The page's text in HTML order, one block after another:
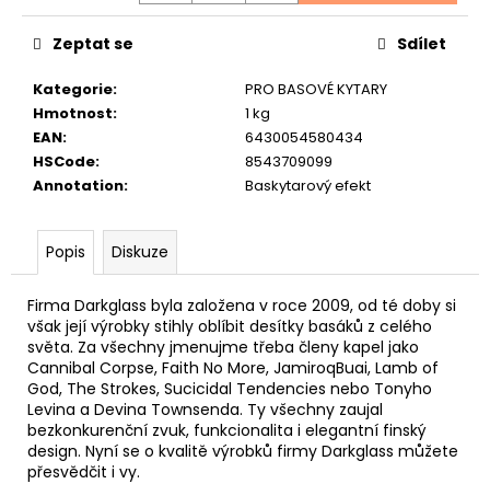
Kategorie:
PRO BASOVÉ KYTARY
Hmotnost:
1 kg
EAN:
6430054580434
HSCode:
8543709099
Annotation: Baskytarový efekt
Zeptat se Sdílet
Popis Diskuze
Firma Darkglass byla založena v roce 2009, od té doby si
však její výrobky stihly oblíbit desítky basáků z celého
světa. Za všechny jmenujme třeba členy kapel jako
Cannibal Corpse, Faith No More, JamiroqBuai, Lamb of
God, The Strokes, Sucicidal Tendencies nebo Tonyho
Levina a Devina Townsenda. Ty všechny zaujal
bezkonkurenční zvuk, funkcionalita i elegantní finský
design. Nyní se o kvalitě výrobků firmy Darkglass můžete
přesvědčit i vy.
u
m
e
TOKAI
EYES
DREADNOUGHT
CE62
AKUSTICKÁ
KYTARA
11
600
Kč